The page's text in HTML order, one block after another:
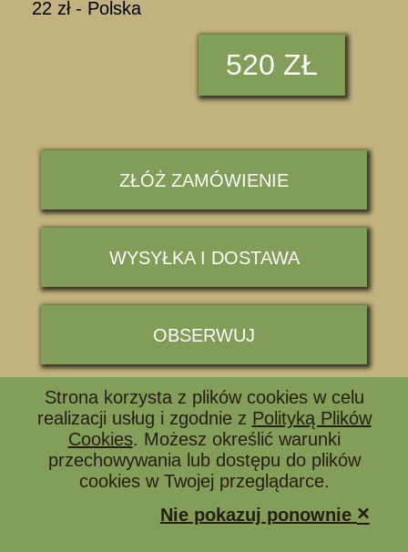
22 zł - Polska
520 ZŁ
ZŁÓŻ ZAMÓWIENIE
WYSYŁKA I DOSTAWA
OBSERWUJ
📞 ZADZWOŃ I ZAPYTAJ
Strona korzysta z plików cookies w celu
realizacji usług i zgodnie z Polityką Plików
Cookies. Możesz określić warunki
przechowywania lub dostępu do plików
cookies w Twojej przeglądarce.
Nie pokazuj ponownie ×